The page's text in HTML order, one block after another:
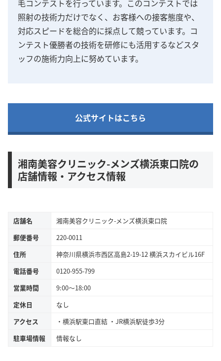
毛コンテストを行っています。このコンテストでは
照射の技術力だけでなく、お客様への接客態度や、
対応スピードを総合的に採点して競っています。コ
ンテスト優勝者の技術を研修にも活用するなどスタ
ッフの施術力向上に努めています。
公式サイトはこちら
湘南美容クリニック-メンズ横浜東口院の
店舗情報・アクセス情報
店舗名
湘南美容クリニック-メンズ横浜東口院
郵便番号
220-0011
住所
神奈川県横浜市西区高島2-19-12 横浜スカイビル16F
電話番号
0120-955-799
営業時間
9:00～18:00
定休日
なし
アクセス
・横浜駅東口直結 ・JR横浜駅徒歩3分
駐車場情報
情報なし